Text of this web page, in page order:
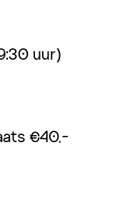
uur)
€40,-